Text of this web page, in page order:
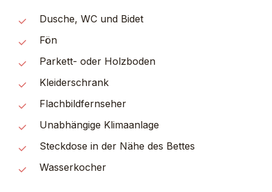
Dusche, WC und Bidet
Fön
Parkett- oder Holzboden
Kleiderschrank
Flachbildfernseher
Unabhängige Klimaanlage
Steckdose in der Nähe des Bettes
Wasserkocher